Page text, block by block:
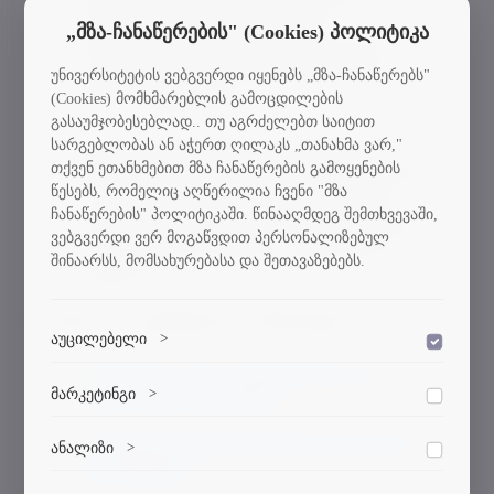
კოეფიციენტებით რანჟირების
საფაკულტეტო დოკუმენტი (ჩასარიცხ
აპლიკანტთა სიები) განთავსდება 2025
წლის 9 სექტემბერს;
სტუ-ის ფაკულტეტების დეკანატებში
მაგისტრანტობის კანდიდატებმა სასწავლო
და საფინანსო ხელშეკრულებები უნდა
გააფორმონ 2025 წლის 10 სექტემბრიდან
17 სექტემბრის ჩათვლით (კვირა დღის
ადგილების რაოდენობა
მაგისტრატურაში ჩარიცხვისთვის საჭირო
„მზა-ჩანაწერების" (Cookies) პოლიტიკა
უნივერსიტეტის ვებგვერდი იყენებს „მზა-ჩანაწერებს"
(Cookies) მომხმარებლის გამოცდილების
გასაუმჯობესებლად.. თუ აგრძელებთ საიტით
სარგებლობას ან აჭერთ ღილაკს „თანახმა ვარ,"
თქვენ ეთანხმებით მზა ჩანაწერების გამოყენების
წესებს, რომელიც აღწერილია ჩვენი "მზა
ჩანაწერების" პოლიტიკაში. წინააღმდეგ შემთხვევაში,
ვებგვერდი ვერ მოგაწვდით პერსონალიზებულ
შინაარსს, მომსახურებასა და შეთავაზებებს.
აუცილებელი >
დაშვება
ვებსაიტის გამართული ფუნქციონირებისთვის
აუცილებელი ქუქი-ფაილები.
მარკეტინგი >
დაშვება
მარკეტინგული ქუქი-ფაილები გვეხმარება
პერსონალიზებული კონტენტისა და რეკლამების
ანალიზი >
დაშვება